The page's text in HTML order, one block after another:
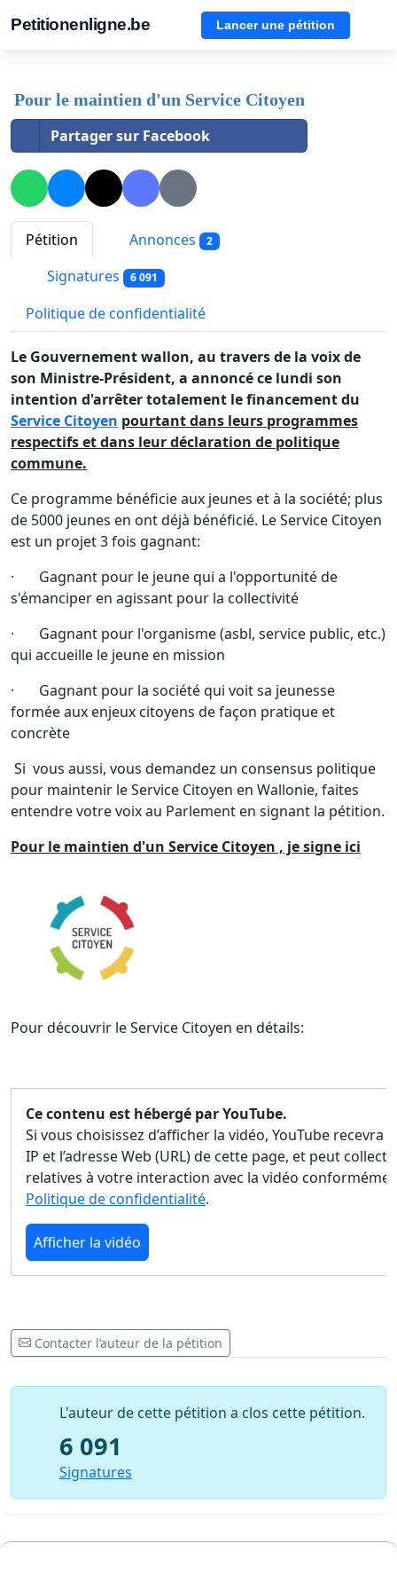
Petitionenligne.be Lancer une pétition
Pour le maintien d'un Service Citoyen
Partager sur Facebook
Pétition Annonces 2
Signatures 6 091
Politique de confidentialité
Le Gouvernement wallon, au travers de la voix de
son Ministre-Président, a annoncé ce lundi son
intention d'arrêter totalement le financement du
Service Citoyen pourtant dans leurs programmes
respectifs et dans leur déclaration de politique
commune.
Ce programme bénéficie aux jeunes et à la société; plus
de 5000 jeunes en ont déjà bénéficié. Le Service Citoyen
est un projet 3 fois gagnant:
· Gagnant pour le jeune qui a l'opportunité de
s'émanciper en agissant pour la collectivité
· Gagnant pour l'organisme (asbl, service public, etc.)
qui accueille le jeune en mission
· Gagnant pour la société qui voit sa jeunesse
formée aux enjeux citoyens de façon pratique et
concrète
Si vous aussi, vous demandez un consensus politique
pour maintenir le Service Citoyen en Wallonie, faites
entendre votre voix au Parlement en signant la pétition.
Pour le maintien d'un Service Citoyen , je signe ici
Pour découvrir le Service Citoyen en détails:
Ce contenu est hébergé par YouTube.
Si vous choisissez d’afficher la vidéo, YouTube recevra
IP et l’adresse Web (URL) de cette page, et peut
relatives à votre interaction avec la vidéo
Politique de confidentialité.
Afficher la vidéo
Contacter l’auteur de la pétition
L'auteur de cette pétition a clos cette pétition.
6 091
Signatures